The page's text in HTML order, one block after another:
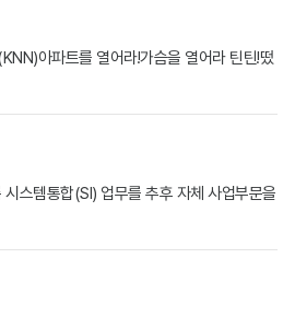
아파트를 열어라!가슴을 열어라 틴틴!떴
스템통합(SI) 업무를 추후 자체 사업부문을